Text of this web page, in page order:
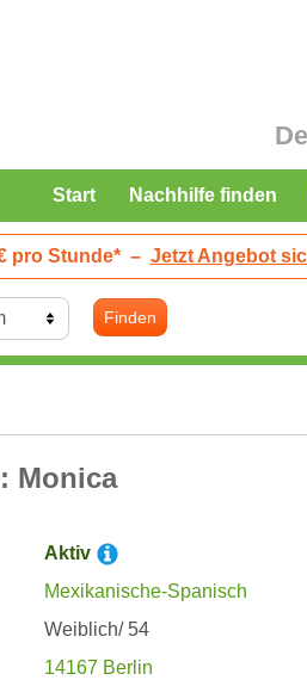
Start Nachhilfe finden
pro Stunde* – Jetzt Angebot
Finden
Monica
Aktiv
Mexikanische-Spanisch
Weiblich/ 54
14167 Berlin